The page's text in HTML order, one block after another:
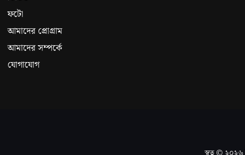
ফটো
আমাদের প্রোগ্রাম
আমাদের সম্পর্কে
যোগাযোগ